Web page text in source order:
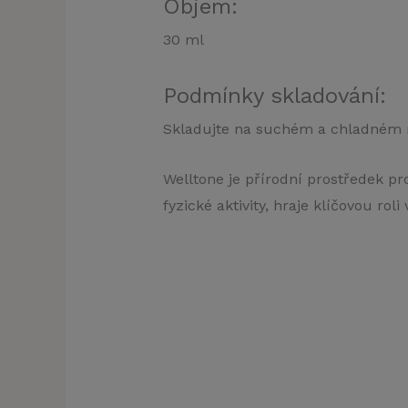
Objem:
30 ml
Podmínky skladování:
Skladujte na suchém a chladném
Welltone je přírodní prostředek
fyzické aktivity, hraje klíčovou roli